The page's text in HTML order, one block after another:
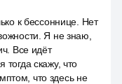
к бессоннице. Нет
Я не знаю,
Все идёт
скажу, что
что здесь не